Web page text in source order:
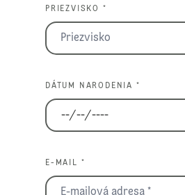
PRIEZVISKO *
DÁTUM NARODENIA *
E-MAIL *